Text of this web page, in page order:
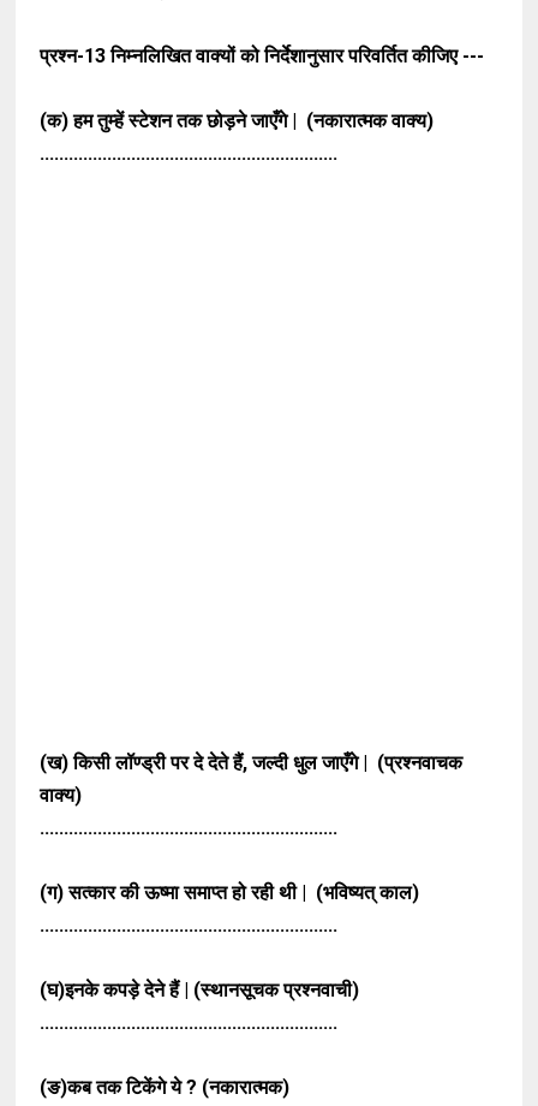
प्रश्न-13निम्नलिखित वाक्यों को निर्देशानुसार परिवर्तित कीजिए ---
(क) हम तुम्हें स्टेशन तक छोड़ने जाएँगे | (नकारात्मक वाक्य)
..............................................................
(ख) किसी लॉण्ड्री पर दे देते हैं, जल्दी धुल जाएँगे | (प्रश्नवाचक
वाक्य)
..............................................................
(ग) सत्कार की ऊष्मा समाप्त हो रही थी | (भविष्यत् काल)
..............................................................
(घ)इनके कपड़े देने हैं | (स्थानसूचक प्रश्नवाची)
..............................................................
(ङ)कब तक टिकेंगे ये ? (नकारात्मक)